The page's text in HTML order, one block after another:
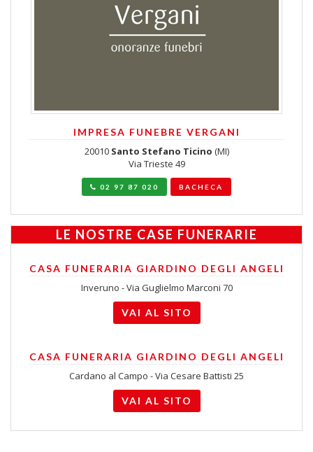
IMPRESA FUNEBRE VERGANI
20010 Santo Stefano Ticino (MI)
Via Trieste 49
02 97 87 020 BACHECA
LE NOSTRE CASE FUNERARIE
CASA FUNERARIA GIARDINO DEGLI ANGELI
Inveruno - Via Guglielmo Marconi 70
VAI AL SITO
CASA FUNERARIA GIARDINO DEGLI ANGELI
Cardano al Campo - Via Cesare Battisti 25
VAI AL SITO